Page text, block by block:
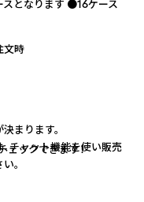
となります ●16ケース
文時
まります。
チャット機能を使い販売
。
ェックできます！